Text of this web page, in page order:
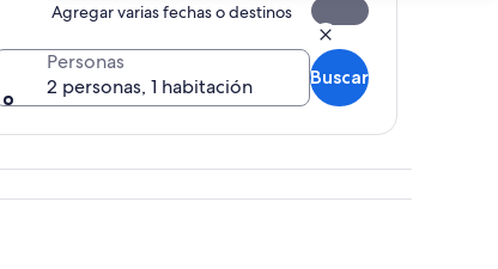
Agregar varias fechas o destinos
Personas
2 personas, 1 habitación
Buscar